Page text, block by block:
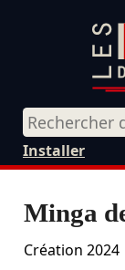
Installer
Minga
Création 2024